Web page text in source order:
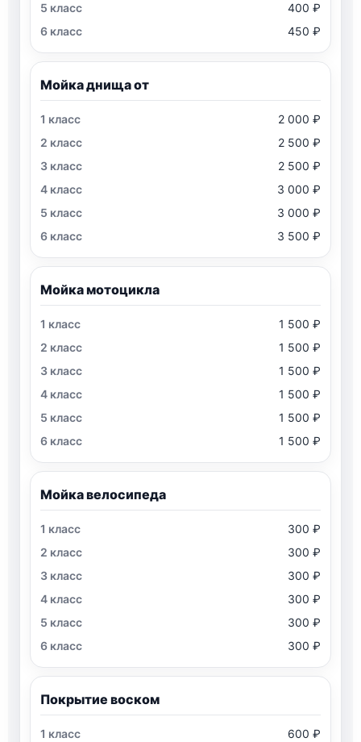
400 ₽
450 ₽
Мойка днища от
2 000 ₽
2 500 ₽
2 500 ₽
3 000 ₽
3 000 ₽
3 500 ₽
Мойка мотоцикла
1 500 ₽
1 500 ₽
1 500 ₽
1 500 ₽
1 500 ₽
1 500 ₽
Мойка велосипеда
300 ₽
300 ₽
300 ₽
300 ₽
300 ₽
300 ₽
Покрытие воском
600 ₽